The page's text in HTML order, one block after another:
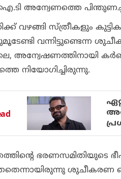
അന്വേണത്തെ
വഴങ്ങി സ്ത്രീകളും
വന്നിട്ടുണ്ടെന്ന
അന്വേഷണത്തിനായി
നിയോഗിച്ചിരുന്നു.
ഭരണസമിതിയുടെ
ശുചീകരണ